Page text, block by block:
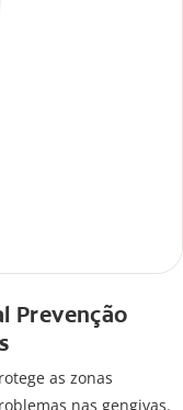
Prevenção
as zonas
nas gengivas.